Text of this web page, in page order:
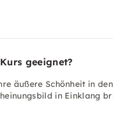
geeignet?
äußere Schönheit in
in Einklang